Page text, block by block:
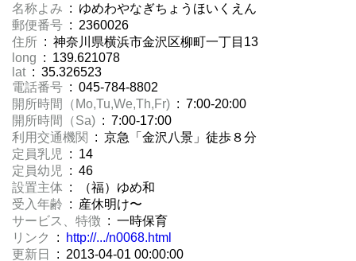
名称よみ : ゆめわやなぎちょうほいくえん
郵便番号 : 2360026
住所 : 神奈川県横浜市金沢区柳町一丁目13
long : 139.621078
lat : 35.326523
電話番号 : 045-784-8802
開所時間（Mo,Tu,We,Th,Fr) : 7:00-20:00
開所時間（Sa) : 7:00-17:00
利用交通機関
: 京急「金沢八景」徒歩８分
定員乳児
: 14
定員幼児
: 46
設置主体 : （福）ゆめ和
受入年齢 : 産休明け〜
サービス、特徴 : 一時保育
リンク
:
http://.../n0068.html
更新日
: 2013-04-01 00:00:00